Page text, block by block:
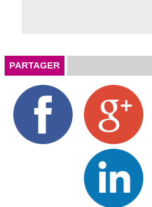
PARTAGER